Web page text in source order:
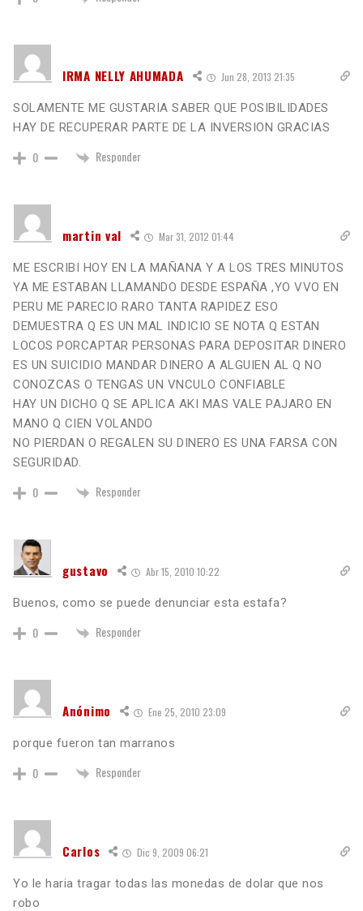
IRMA NELLY AHUMADA Jun 28, 2013 21:35
SOLAMENTE ME GUSTARIA SABER QUE POSIBILIDADES
HAY DE RECUPERAR PARTE DE LA INVERSION GRACIAS
0 Responder
martin val Mar 31, 2012 01:44
ME ESCRIBI HOY EN LA MAÑANA Y A LOS TRES MINUTOS
YA ME ESTABAN LLAMANDO DESDE ESPAÑA ,YO VVO EN
PERU ME PARECIO RARO TANTA RAPIDEZ ESO
DEMUESTRA Q ES UN MAL INDICIO SE NOTA Q ESTAN
LOCOS PORCAPTAR PERSONAS PARA DEPOSITAR DINERO
ES UN SUICIDIO MANDAR DINERO A ALGUIEN AL Q NO
CONOZCAS O TENGAS UN VNCULO CONFIABLE
HAY UN DICHO Q SE APLICA AKI MAS VALE PAJARO EN
MANO Q CIEN VOLANDO
NO PIERDAN O REGALEN SU DINERO ES UNA FARSA CON
SEGURIDAD.
0 Responder
gustavo Abr 15, 2010 10:22
Buenos, como se puede denunciar esta estafa?
0 Responder
Anónimo Ene 25, 2010 23:09
porque fueron tan marranos
0 Responder
Carlos Dic 9, 2009 06:21
Yo le haria tragar todas las monedas de dolar que nos
robo